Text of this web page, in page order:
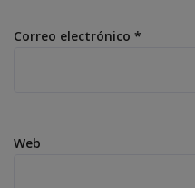
Correo electrónico *
Web